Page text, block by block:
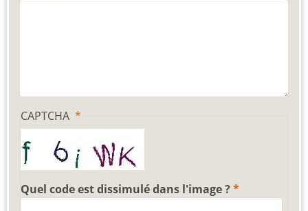
CAPTCHA
Quel code est dissimulé dans l'image ?